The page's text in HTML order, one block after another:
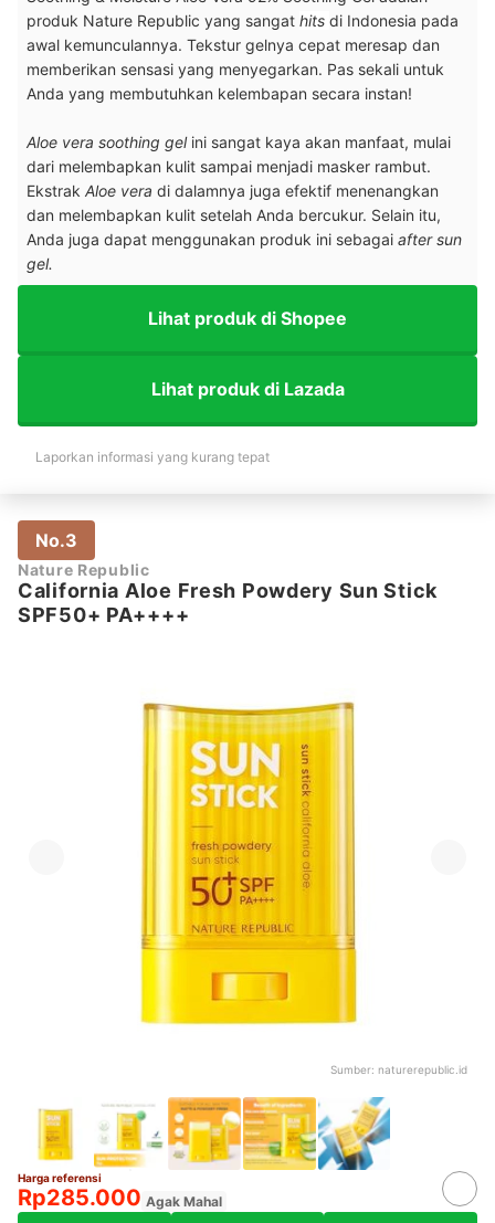
produk Nature Republic yang sangat hits di Indonesia pada
awal kemunculannya. Tekstur gelnya cepat meresap dan
memberikan sensasi yang menyegarkan. Pas sekali untuk
Anda yang membutuhkan kelembapan secara instan!
Aloe vera soothing gelini sangat kaya akan manfaat, mulai
dari melembapkan kulit sampai menjadi masker rambut.
Ekstrak Aloe vera di dalamnya juga efektif menenangkan
dan melembapkan kulit setelah Anda bercukur. Selain itu,
Anda juga dapat menggunakan produk ini sebagai after sun
gel.
Lihat produk di Shopee
Lihat produk di Lazada
Laporkan informasi yang kurang tepat
No.3
Nature Republic
California Aloe Fresh Powdery Sun Stick
SPF50+ PA++++
Sumber: naturerepublic.id
Harga referensi
Rp285.000 Agak Mahal